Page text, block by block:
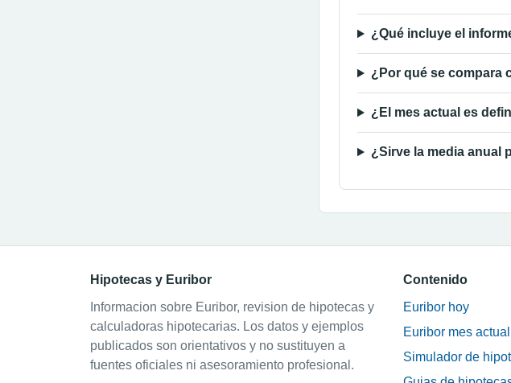
¿Qué incluye el
¿Por qué se compara
¿El mes actual es
¿Sirve la media anual
Hipotecas y Euribor
Informacion sobre Euribor, revision de hipotecas y
calculadoras hipotecarias. Los datos y ejemplos
publicados son orientativos y no sustituyen a
fuentes oficiales ni asesoramiento profesional.
Contenido
Euribor hoy
Euribor mes actual
Simulador de